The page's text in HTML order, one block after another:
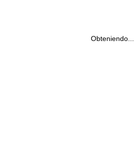
Obteniendo...